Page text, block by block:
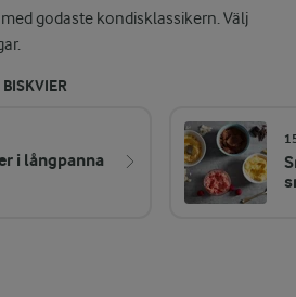
godaste kondisklassikern. Välj
BISKVIER
i långpanna